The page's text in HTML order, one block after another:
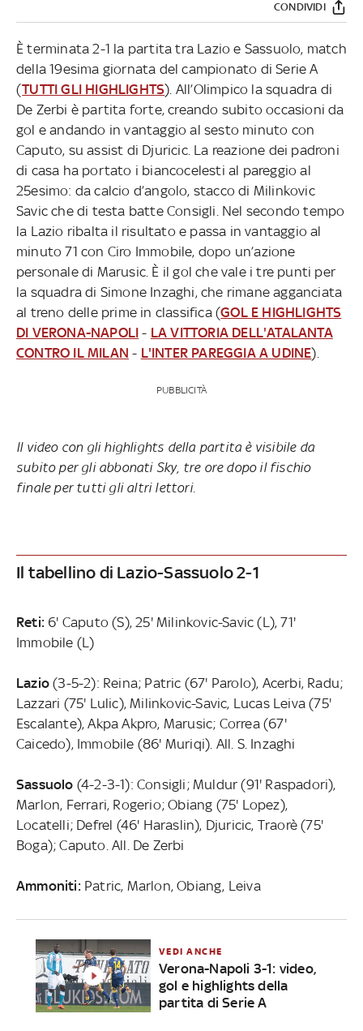
CONDIVIDI
È terminata 2-1 la partita tra Lazio e Sassuolo, match
della 19esima giornata del campionato di Serie A
(TUTTI GLI HIGHLIGHTS). All’Olimpico la squadra di
De Zerbi è partita forte, creando subito occasioni da
gol e andando in vantaggio al sesto minuto con
Caputo, su assist di Djuricic. La reazione dei padroni
di casa ha portato i biancocelesti al pareggio al
25esimo: da calcio d’angolo, stacco di Milinkovic
Savic che di testa batte Consigli. Nel secondo tempo
la Lazio ribalta il risultato e passa in vantaggio al
minuto 71 con Ciro Immobile, dopo un’azione
personale di Marusic. È il gol che vale i tre punti per
la squadra di Simone Inzaghi, che rimane agganciata
al treno delle prime in classifica (GOL E HIGHLIGHTS
DI VERONA-NAPOLI - LA VITTORIA DELL'ATALANTA
CONTRO IL MILAN - L'INTER PAREGGIA A UDINE).
PUBBLICITÀ
Il video con gli highlights della partita è visibile da
subito per gli abbonati Sky, tre ore dopo il fischio
finale per tutti gli altri lettori.
Il tabellino di Lazio-Sassuolo 2-1
Reti: 6' Caputo (S), 25' Milinkovic-Savic (L), 71'
Immobile (L)
Lazio(3-5-2): Reina; Patric (67' Parolo), Acerbi, Radu;
Lazzari (75' Lulic), Milinkovic-Savic, Lucas Leiva (75'
Escalante), Akpa Akpro, Marusic; Correa (67'
Caicedo), Immobile (86' Muriqi). All. S. Inzaghi
Sassuolo (4-2-3-1): Consigli; Muldur (91' Raspadori),
Marlon, Ferrari, Rogerio; Obiang (75' Lopez),
Locatelli; Defrel (46' Haraslin), Djuricic, Traorè (75'
Boga); Caputo. All. De Zerbi
Ammoniti:Patric, Marlon, Obiang, Leiva
VEDI ANCHE
Verona-Napoli 3-1: video,
gol e highlights della
partita di Serie A